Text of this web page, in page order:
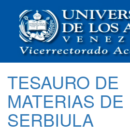
TESAURO DE
MATERIAS DE
SERBIULA